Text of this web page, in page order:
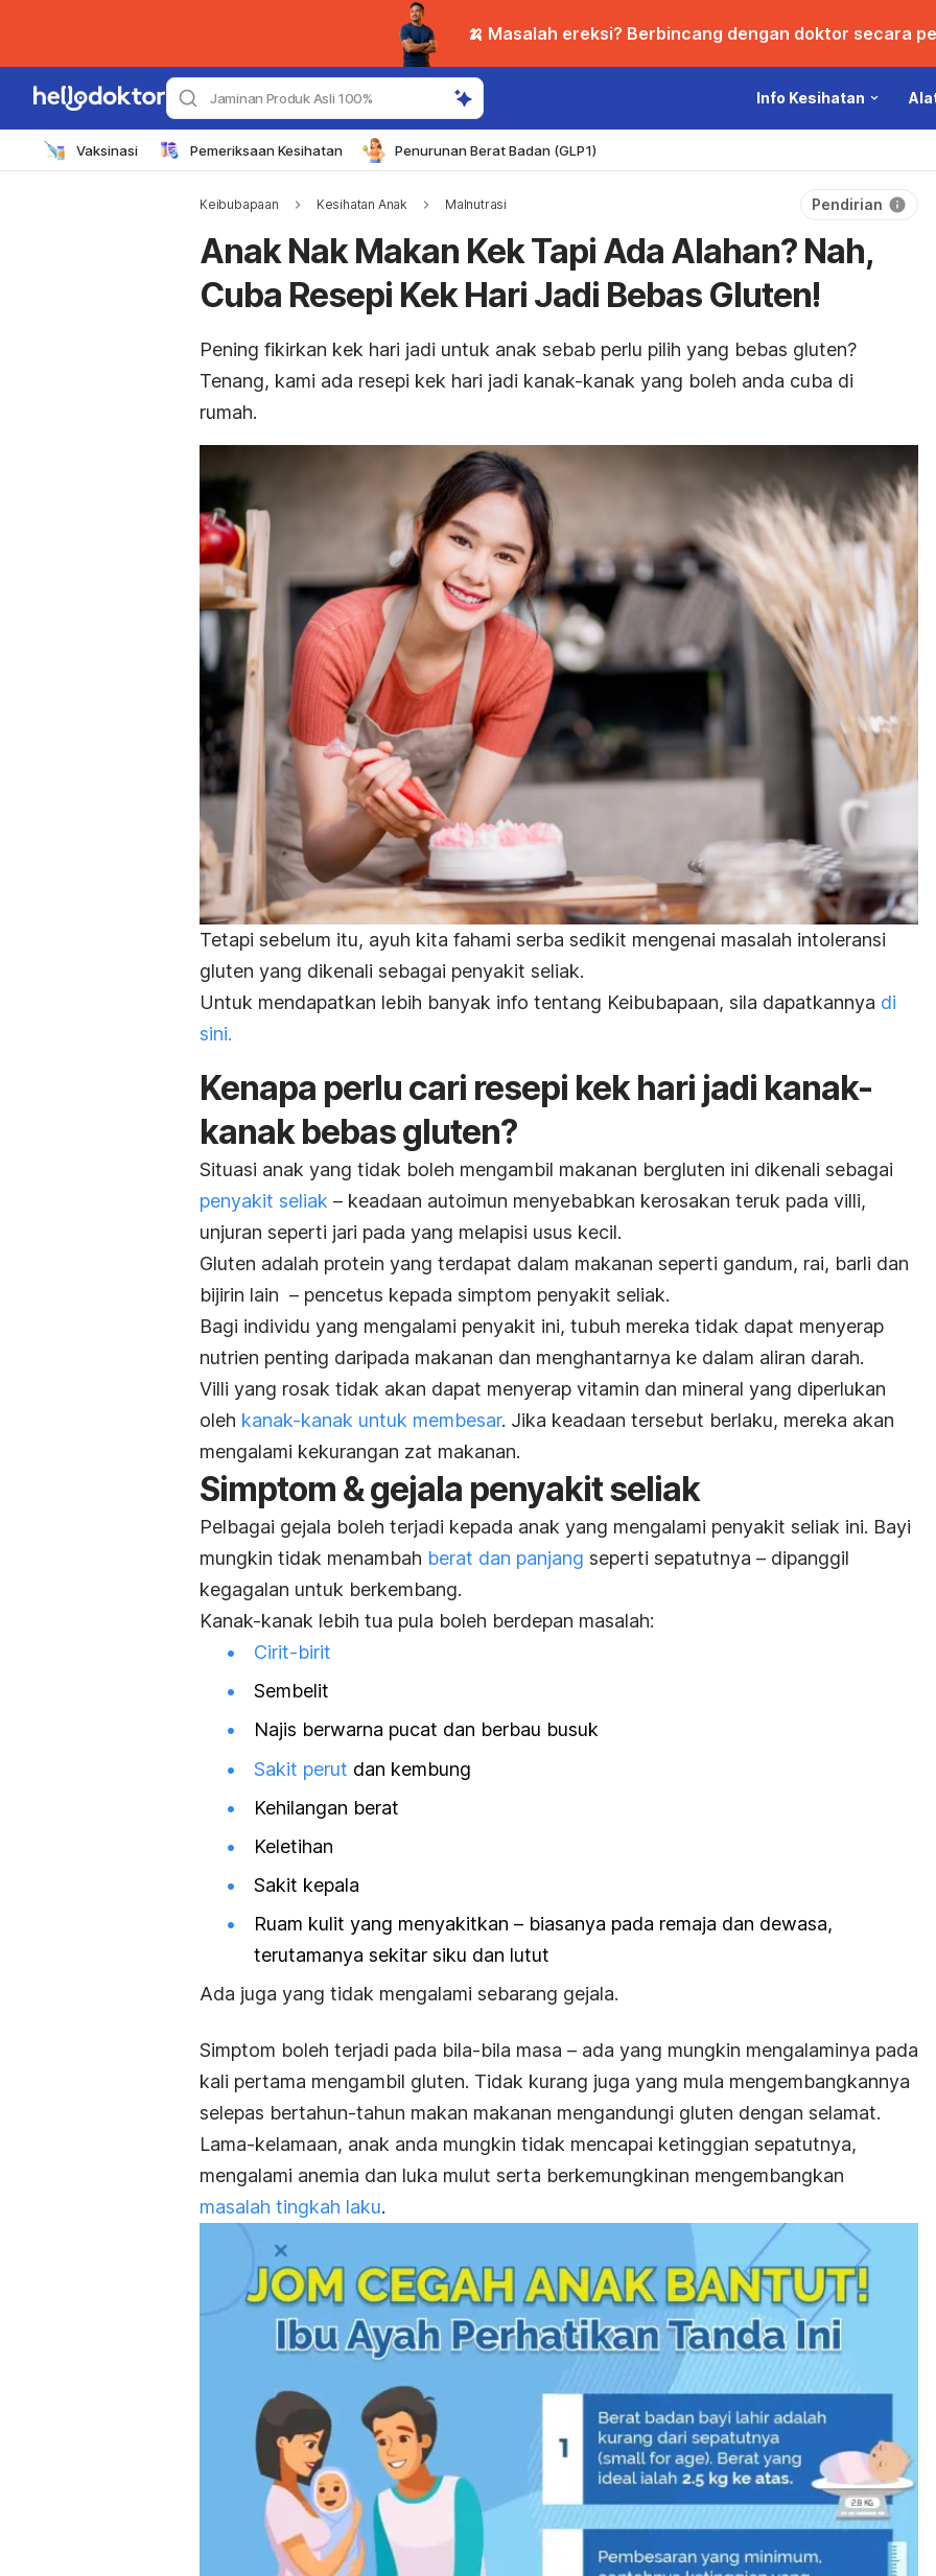
🍌 Masalah ereksi? Berbincang dengan doktor secara
Jaminan Produk Asli 100% Info Kesihatan
Vaksinasi Pemeriksaan Kesihatan Penurunan Berat Badan (GLP1)
Keibubapaan Kesihatan Anak Malnutrasi Pendirian
Anak Nak Makan Kek Tapi Ada Alahan? Nah,
Cuba Resepi Kek Hari Jadi Bebas Gluten!
Pening fikirkan kek hari jadi untuk anak sebab perlu pilih yang bebas gluten?
Tenang, kami ada resepi kek hari jadi kanak-kanak yang boleh anda cuba di
rumah.
Tetapi sebelum itu, ayuh kita fahami serba sedikit mengenai masalah intoleransi
gluten yang dikenali sebagai penyakit seliak.
Untuk mendapatkan lebih banyak info tentang Keibubapaan, sila dapatkannya di
sini.
Kenapa perlu cari resepi kek hari jadi kanak-
kanak bebas gluten?
Situasi anak yang tidak boleh mengambil makanan bergluten ini dikenali sebagai
penyakit seliak – keadaan autoimun menyebabkan kerosakan teruk pada villi,
unjuran seperti jari pada yang melapisi usus kecil.
Gluten adalah protein yang terdapat dalam makanan seperti gandum, rai, barli dan
bijirin lain – pencetus kepada simptom penyakit seliak.
Bagi individu yang mengalami penyakit ini, tubuh mereka tidak dapat menyerap
nutrien penting daripada makanan dan menghantarnya ke dalam aliran darah.
Villi yang rosak tidak akan dapat menyerap vitamin dan mineral yang diperlukan
oleh kanak-kanak untuk membesar. Jika keadaan tersebut berlaku, mereka akan
mengalami kekurangan zat makanan.
Simptom & gejala penyakit seliak
Pelbagai gejala boleh terjadi kepada anak yang mengalami penyakit seliak ini. Bayi
mungkin tidak menambah berat dan panjang seperti sepatutnya – dipanggil
kegagalan untuk berkembang.
Kanak-kanak lebih tua pula boleh berdepan masalah:
Cirit-birit
Sembelit
Najis berwarna pucat dan berbau busuk
Sakit perut dan kembung
Kehilangan berat
Keletihan
Sakit kepala
Ruam kulit yang menyakitkan – biasanya pada remaja dan dewasa,
terutamanya sekitar siku dan lutut
Ada juga yang tidak mengalami sebarang gejala.
Simptom boleh terjadi pada bila-bila masa – ada yang mungkin mengalaminya pada
kali pertama mengambil gluten. Tidak kurang juga yang mula mengembangkannya
selepas bertahun-tahun makan makanan mengandungi gluten dengan selamat.
Lama-kelamaan, anak anda mungkin tidak mencapai ketinggian sepatutnya,
mengalami anemia dan luka mulut serta berkemungkinan mengembangkan
masalah tingkah laku.